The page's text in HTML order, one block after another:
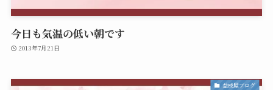
今日も気温の低い朝です
2013年7月21日
益成屋ブログ